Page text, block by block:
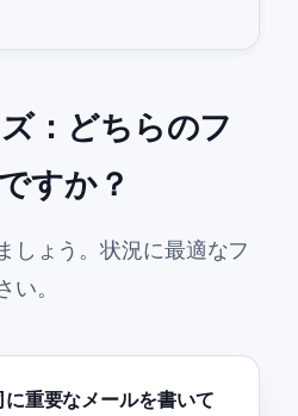
：どちらのフ
すか？
しょう。状況に最適なフ
い。
重要なメールを書いて